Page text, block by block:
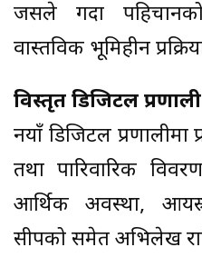
जसले गर्दा
वास्तविक भूमिहीन
विस्तृत डिजिटल
नयाँ डिजिटल प्रणालीमा
तथा पारिवारिक
आर्थिक अवस्था,
सीपको समेत अभिलेख